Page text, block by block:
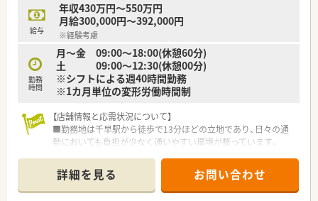
給与
年収430万円～550万円
月給300,000円～392,000円
※経験考慮
勤務
時間
月～金 09:00～18:00(休憩60分)
土 09:00～12:30(休憩00分)
※シフトによる週40時間勤務
※1カ月単位の変形労働時間制
【店舗情報と応需状況について】
■勤務地は千早駅から徒歩で13分ほどの立地であり、日々の通
勤においても負担が少なく通いやすい環境が整っています。
広い科目の処方箋を1日あたり約100枚応需しています。
■勤務している従業員数は常勤の薬剤師が8名、パート従業員が
6名の体制となっており、協力して業務を進めています。
詳細を見る お問い合わせ